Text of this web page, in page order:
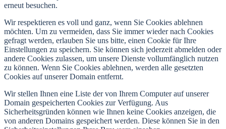
erneut besuchen.
Wir respektieren es voll und ganz, wenn Sie Cookies ablehnen
möchten. Um zu vermeiden, dass Sie immer wieder nach Cookies
gefragt werden, erlauben Sie uns bitte, einen Cookie für Ihre
Einstellungen zu speichern. Sie können sich jederzeit abmelden oder
andere Cookies zulassen, um unsere Dienste vollumfänglich nutzen
zu können. Wenn Sie Cookies ablehnen, werden alle gesetzten
Cookies auf unserer Domain entfernt.
Wir stellen Ihnen eine Liste der von Ihrem Computer auf unserer
Domain gespeicherten Cookies zur Verfügung. Aus
Sicherheitsgründen können wie Ihnen keine Cookies anzeigen, die
von anderen Domains gespeichert werden. Diese können Sie in den